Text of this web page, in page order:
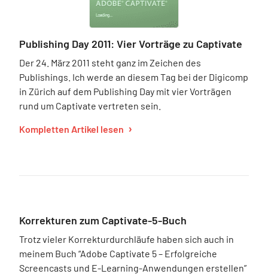
Publishing Day 2011: Vier Vorträge zu Captivate
Der 24. März 2011 steht ganz im Zeichen des
Publishings. Ich werde an diesem Tag bei der Digicomp
in Zürich auf dem Publishing Day mit vier Vorträgen
rund um Captivate vertreten sein.
Kompletten Artikel lesen
Korrekturen zum Captivate-5-Buch
Trotz vieler Korrekturdurchläufe haben sich auch in
meinem Buch “Adobe Captivate 5 – Erfolgreiche
Screencasts und E-Learning-Anwendungen erstellen”